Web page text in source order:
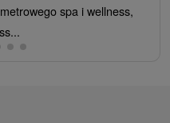
spa i wellness,